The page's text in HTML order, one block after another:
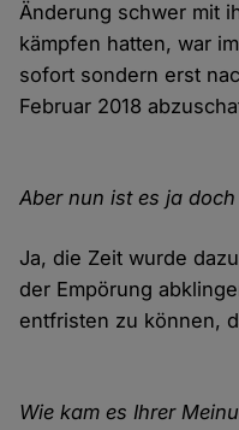
Änderung schwer mit
kämpfen hatten, war
sofort sondern erst
Februar 2018
Aber nun ist es ja
Ja, die Zeit wurde
der Empörung
entfristen zu können,
Wie kam es Ihrer